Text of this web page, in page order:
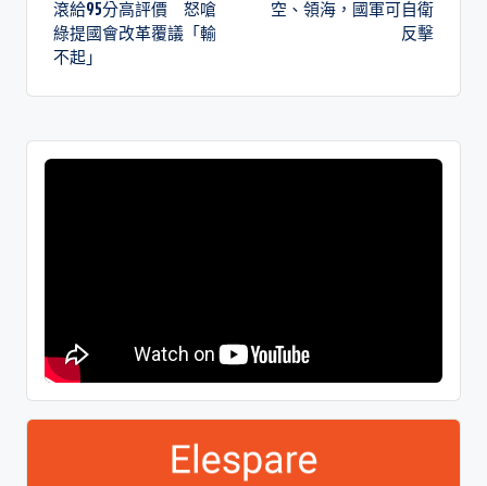
滾給95分高評價 怒嗆
綠提國會改革覆議「輸
不起」
空、領海，國軍可自衛
反擊